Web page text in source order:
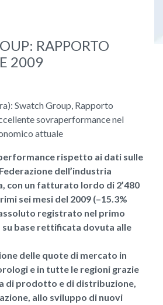
RAPPORTO
2009
Swatch Group, Rapporto
sovraperformance nel
attuale
rispetto ai dati sulle
dell’industria
con un fatturato lordo di 2’480
sei mesi del 2009 (–15.3%
registrato nel primo
su base rettificata dovuta alle
delle quote di mercato in
e in tutte le regioni grazie
di prodotto e di distribuzione,
allo sviluppo di nuovi